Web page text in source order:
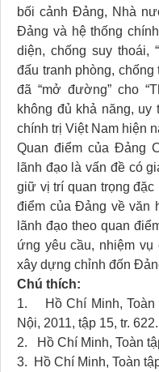
bối cảnh Đảng, Nhà
Đảng và hệ thống
diện, chống suy thoái,
đấu tranh phòng,
đã “mở đường” cho
không đủ khả năng, uy
chính trị Việt Nam hiện
Quan điểm của Đảng
lãnh đạo là vấn đề có
giữ vị trí quan trọng đặc
điểm của Đảng về văn
lãnh đạo theo quan
ứng yêu cầu, nhiệm
xây dựng chỉnh đốn
Chú thích:
1. Hồ Chí Minh, Toàn
Nội, 2011, tập 15, tr. 622.
2. Hồ Chí Minh, Toàn
3. Hồ Chí Minh, Toàn